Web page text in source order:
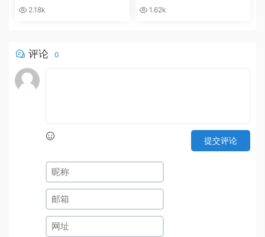
2.18k
这个说法靠谱吗？
1.62k
评论 0
提交评论